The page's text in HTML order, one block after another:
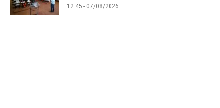
12:45 - 07/08/2026